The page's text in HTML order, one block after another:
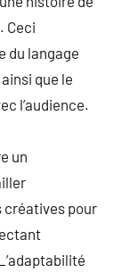
Ceci
du langage
que le
l’audience.
un
créatives pour